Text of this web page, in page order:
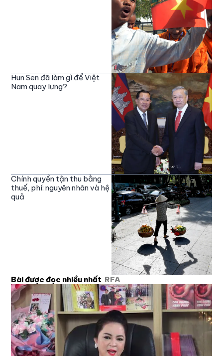
Hun Sen đã làm gì để Việt
Nam quay lưng?
Chính quyền tận thu bằng
thuế, phí: nguyên nhân và hệ
quả
Bài được đọc nhiều nhất RFA